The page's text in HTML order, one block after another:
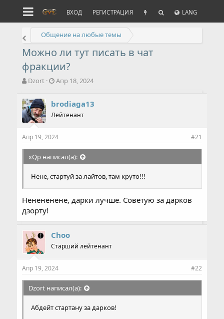
ВХОД РЕГИСТРАЦИЯ LANG
Общение на любые темы
Можно ли тут писать в чат
фракции?
А
т
о
р
т
е
м
ы
Dzort
Д
а
н
ч
л
а
Апр 18, 2024
brodiaga13
Лейтенант
Апр 19, 2024 #21
xQp написал(а):
Нене, стартуй за лайтов, там круто!!!
Ненененене, дарки лучше. Советую за дарков
дзорту!
Choo
Старший лейтенант
Апр 19, 2024 #22
Dzort написал(а):
Абдейт стартану за дарков!